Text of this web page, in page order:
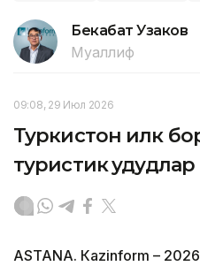
Бекабат Узаков
Муаллиф
09:08, 29 Июл 2026
Туркистон илк
туристик
ASTANА. Кazinform –